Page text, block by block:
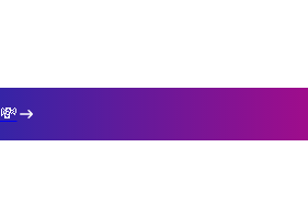
💸